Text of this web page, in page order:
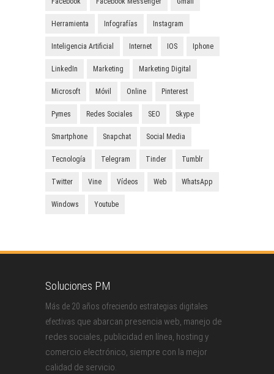
Herramienta Infografías Instagram
Inteligencia Artificial Internet IOS Iphone
LinkedIn Marketing Marketing Digital
Microsoft Móvil Online Pinterest
Pymes Redes Sociales SEO Skype
Smartphone Snapchat Social Media
Tecnología Telegram Tinder Tumblr
Twitter Vine Vídeos Web WhatsApp
Windows Youtube
Soluciones PM
Más de 20 años ofreciendo estrategias digitales
efectivas que abarcan presencia web, manejo de
redes sociales, publicidad en línea, hosting y
comercio electrónico, siempre con la mejor
calidad de servicio.